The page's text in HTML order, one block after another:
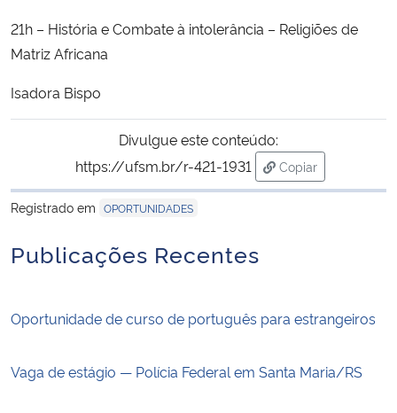
21h – História e Combate à intolerância – Religiões de
Matriz Africana
Isadora Bispo
Divulgue este conteúdo:
https://ufsm.br/r-421-1931
Copiar
para área de
Registrado em OPORTUNIDADES
Publicações Recentes
Oportunidade de curso de português para estrangeiros
Vaga de estágio — Polícia Federal em Santa Maria/RS